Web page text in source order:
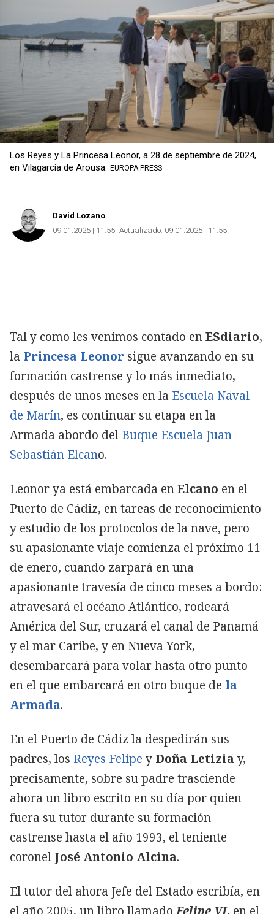
Copiar
Los Reyes y La Princesa Leonor, a 28 de septiembre de 2024,
en Vilagarcía de Arousa. EUROPA PRESS
David Lozano
09.01.2025 | 11:55 Actualizado: 09.01.2025 | 11:55
Tal y como les venimos contado enESdiario,
la Princesa Leonor sigue avanzando en su
formación castrense y lo más inmediato,
después de unos meses en la Escuela Naval
de Marín, es continuar su etapa en la
Armada abordo del Buque Escuela Juan
Sebastián Elcano.
Leonor ya está embarcada enElcano en el
Puerto de Cádiz, en tareas de reconocimiento
y estudio de los protocolos de la nave, pero
su apasionante viaje comienza el próximo 11
de enero, cuando zarpará en una
apasionante travesía de cinco meses a bordo:
atravesará el océano Atlántico, rodeará
América del Sur, cruzará el canal de Panamá
y el mar Caribe, y en Nueva York,
desembarcará para volar hasta otro punto
en el que embarcará en otro buque de la
Armada.
En el Puerto de Cádiz la despedirán sus
padres, los Reyes Felipe y Doña Letizia y,
precisamente, sobre su padre trasciende
ahora un libro escrito en su día por quien
fuera su tutor durante su formación
castrense hasta el año 1993, el teniente
coronel José Antonio Alcina.
El tutor del ahora Jefe del Estado escribía, en
el año 2005, un libro llamado Felipe VI, en el